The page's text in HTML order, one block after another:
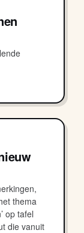
thema
op tafel
die vanuit